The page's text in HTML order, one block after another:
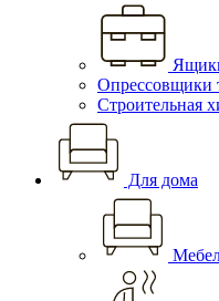
Опрессовщики
Строительная
Для дома